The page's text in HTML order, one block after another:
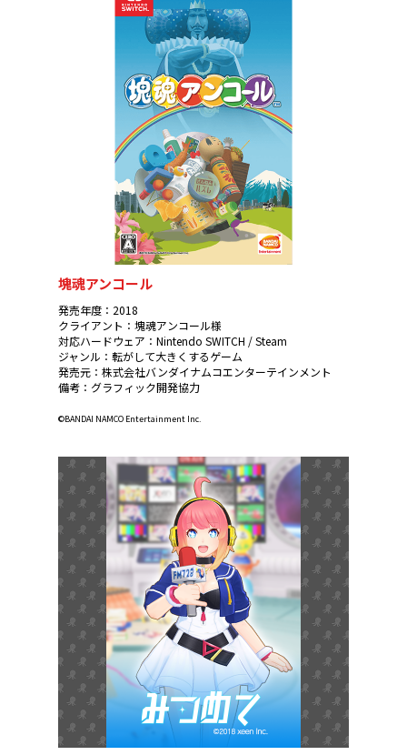
塊魂アンコール
発売年度：2018
クライアント：塊魂アンコール様
対応ハードウェア：Nintendo SWITCH / Steam
ジャンル：転がして大きくするゲーム
発売元：株式会社バンダイナムコエンターテインメント
備考：グラフィック開発協力
©BANDAI NAMCO Entertainment Inc.